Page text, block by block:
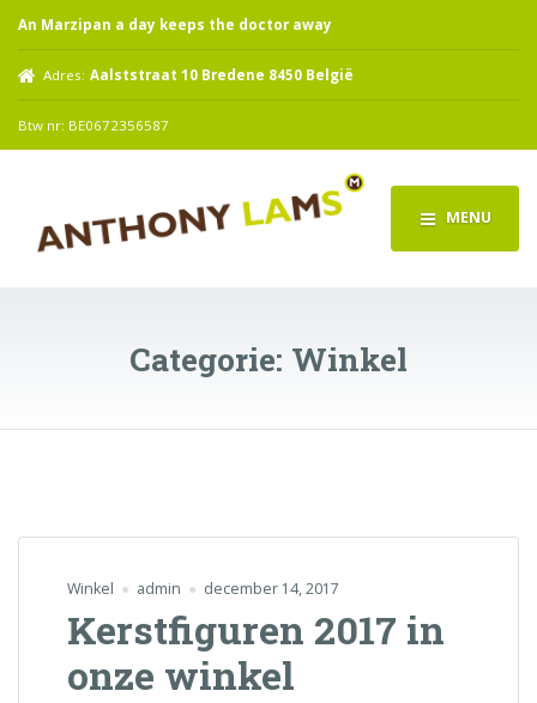
An Marzipan a day keeps the doctor away
Adres: Aalststraat 10 Bredene 8450 België
Btw nr: BE0672356587
MENU
Categorie: Winkel
Winkel admin december 14, 2017
Kerstfiguren 2017 in
onze winkel